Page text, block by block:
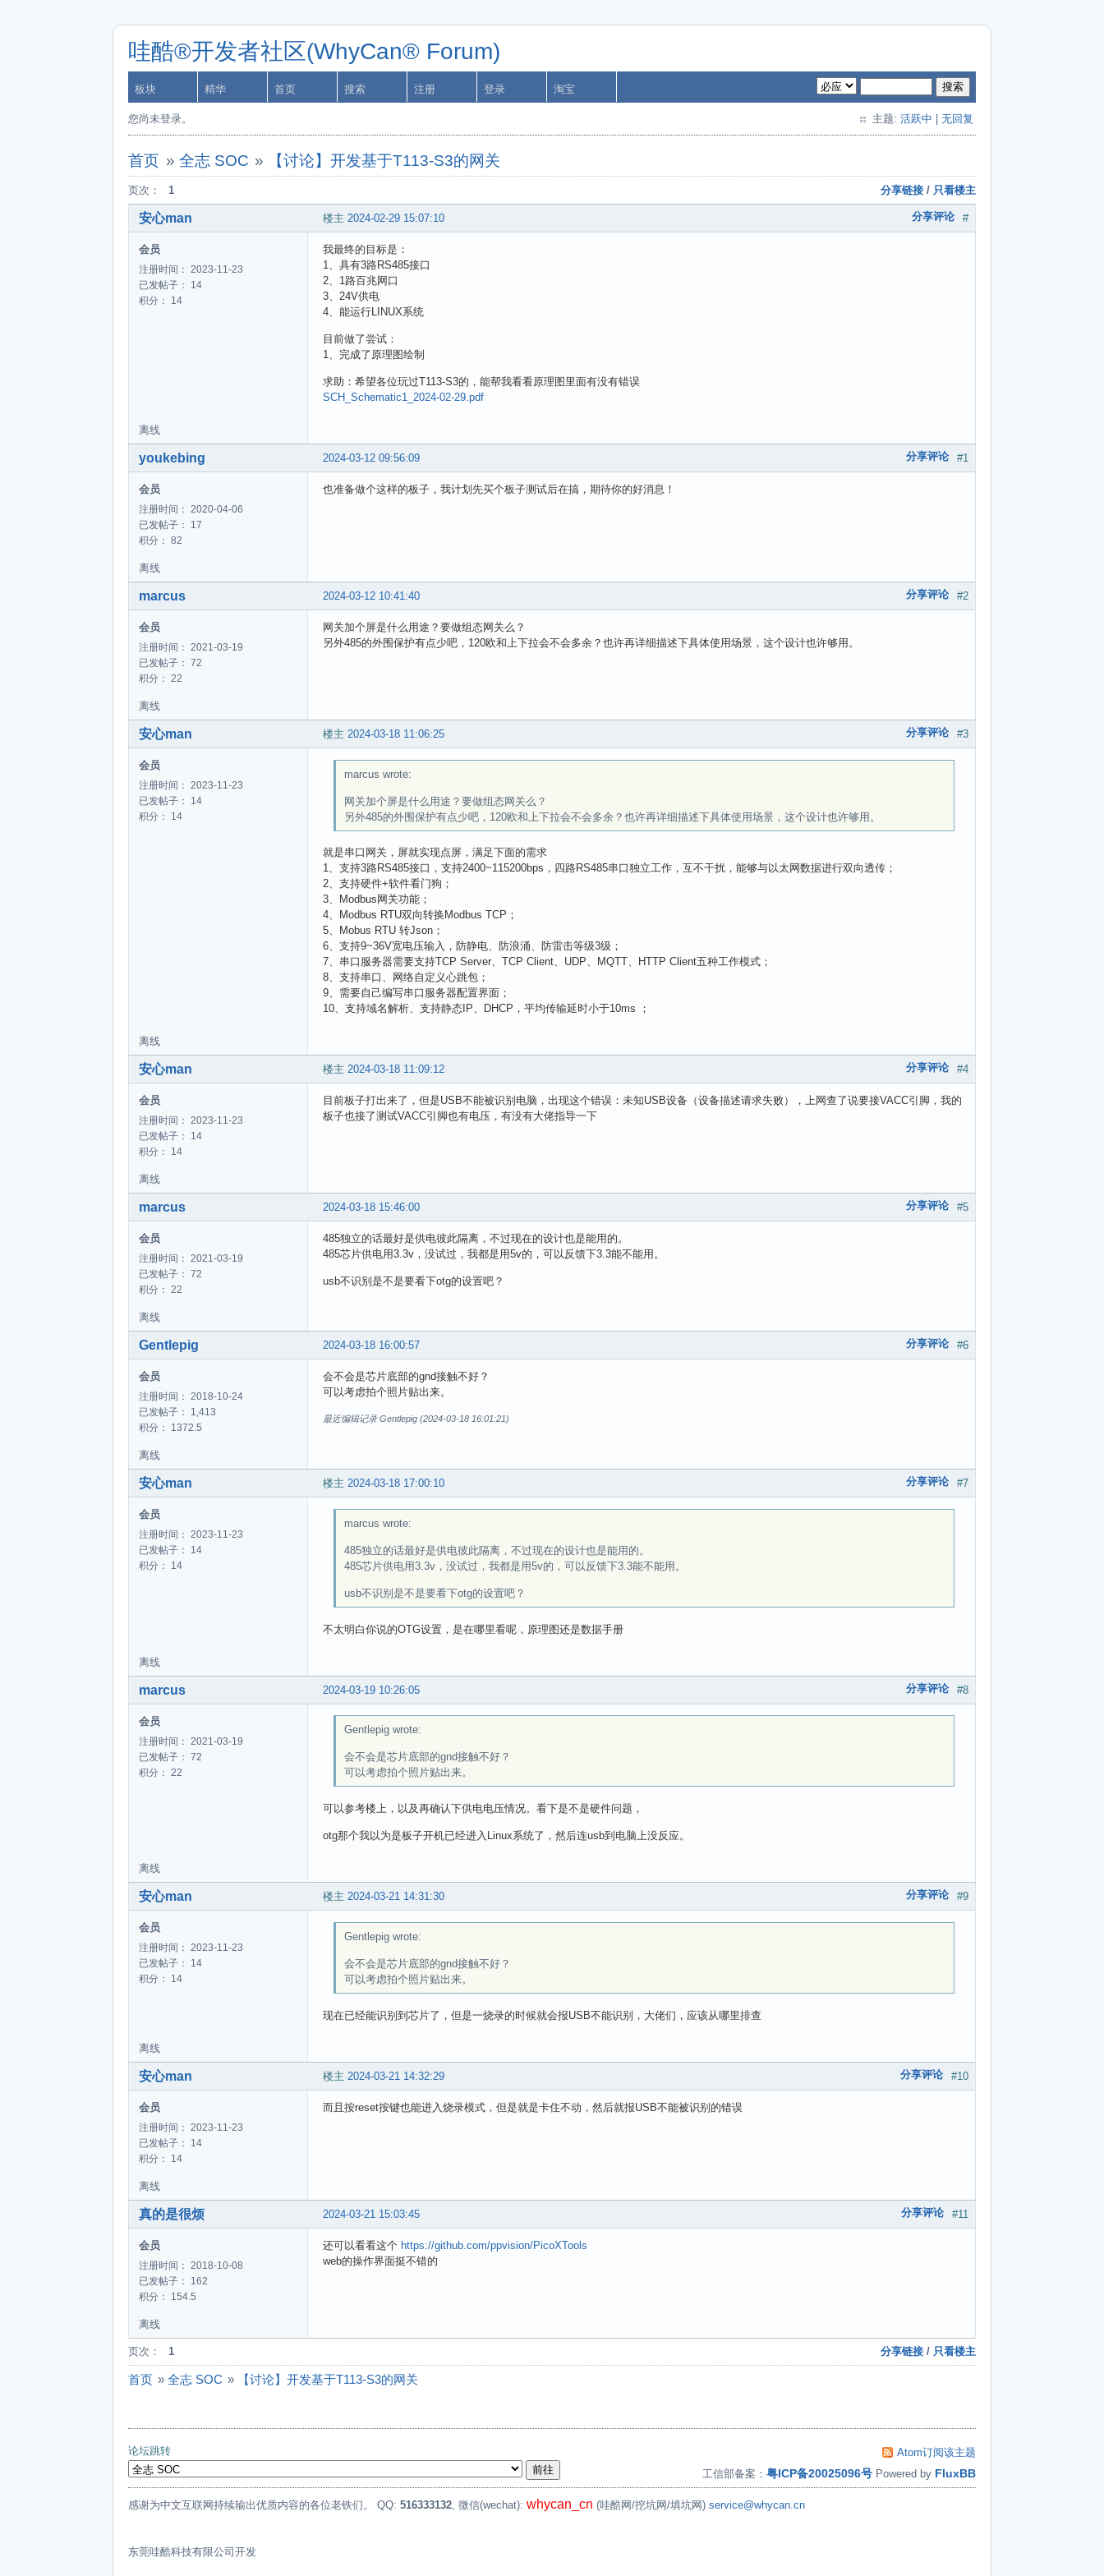
哇酷®开发者社区(WhyCan® Forum)
板块 精华 首页 搜索 注册 登录 淘宝 搜索
您尚未登录。 主题: 活跃中 无回复
首页 » 全志 SOC » 【讨论】开发基于T113-S3的网关
页次： 1 分享链接 / 只看楼主
楼主 #
2024-02-29 15:07:10 分享评论
安心man
会员
注册时间： 2023-11-23
已发帖子： 14
积分： 14
我最终的目标是：
1、具有3路RS485接口
2、1路百兆网口
3、24V供电
4、能运行LINUX系统
目前做了尝试：
1、完成了原理图绘制
求助：希望各位玩过T113-S3的，能帮我看看原理图里面有没有错误
SCH_Schematic1_2024-02-29.pdf
离线
#1
2024-03-12 09:56:09 分享评论
youkebing
会员
注册时间： 2020-04-06
已发帖子： 17
积分： 82
也准备做个这样的板子，我计划先买个板子测试后在搞，期待你的好消息！
离线
#2
2024-03-12 10:41:40 分享评论
marcus
会员
注册时间： 2021-03-19
已发帖子： 72
积分： 22
网关加个屏是什么用途？要做组态网关么？
另外485的外围保护有点少吧，120欧和上下拉会不会多余？也许再详细描述下具体使用场景，这个设计也许够用。
离线
楼主 #3
2024-03-18 11:06:25 分享评论
安心man
会员
注册时间： 2023-11-23
已发帖子： 14
积分： 14
marcus wrote:
网关加个屏是什么用途？要做组态网关么？
另外485的外围保护有点少吧，120欧和上下拉会不会多余？也许再详细描述下具体使用场景，这个设计也许够用。
就是串口网关，屏就实现点屏，满足下面的需求
1、支持3路RS485接口，支持2400~115200bps，四路RS485串口独立工作，互不干扰，能够与以太网数据进行双向透传；
2、支持硬件+软件看门狗；
3、Modbus网关功能；
4、Modbus RTU双向转换Modbus TCP；
5、Mobus RTU 转Json；
6、支持9~36V宽电压输入，防静电、防浪涌、防雷击等级3级；
7、串口服务器需要支持TCP Server、TCP Client、UDP、MQTT、HTTP Client五种工作模式；
8、支持串口、网络自定义心跳包；
9、需要自己编写串口服务器配置界面；
10、支持域名解析、支持静态IP、DHCP，平均传输延时小于10ms ；
离线
楼主 #4
2024-03-18 11:09:12 分享评论
安心man
会员
注册时间： 2023-11-23
已发帖子： 14
积分： 14
目前板子打出来了，但是USB不能被识别电脑，出现这个错误：未知USB设备（设备描述请求失败），上网查了说要接VACC引脚，我的
板子也接了测试VACC引脚也有电压，有没有大佬指导一下
离线
#5
2024-03-18 15:46:00 分享评论
marcus
会员
注册时间： 2021-03-19
已发帖子： 72
积分： 22
485独立的话最好是供电彼此隔离，不过现在的设计也是能用的。
485芯片供电用3.3v，没试过，我都是用5v的，可以反馈下3.3能不能用。
usb不识别是不是要看下otg的设置吧？
离线
#6
2024-03-18 16:00:57 分享评论
Gentlepig
会员
注册时间： 2018-10-24
已发帖子： 1,413
积分： 1372.5
会不会是芯片底部的gnd接触不好？
可以考虑拍个照片贴出来。
最近编辑记录 Gentlepig (2024-03-18 16:01:21)
离线
楼主 #7
2024-03-18 17:00:10 分享评论
安心man
会员
注册时间： 2023-11-23
已发帖子： 14
积分： 14
marcus wrote:
485独立的话最好是供电彼此隔离，不过现在的设计也是能用的。
485芯片供电用3.3v，没试过，我都是用5v的，可以反馈下3.3能不能用。
usb不识别是不是要看下otg的设置吧？
不太明白你说的OTG设置，是在哪里看呢，原理图还是数据手册
离线
#8
2024-03-19 10:26:05 分享评论
marcus
会员
注册时间： 2021-03-19
已发帖子： 72
积分： 22
Gentlepig wrote:
会不会是芯片底部的gnd接触不好？
可以考虑拍个照片贴出来。
可以参考楼上，以及再确认下供电电压情况。看下是不是硬件问题，
otg那个我以为是板子开机已经进入Linux系统了，然后连usb到电脑上没反应。
离线
楼主 #9
2024-03-21 14:31:30 分享评论
安心man
会员
注册时间： 2023-11-23
已发帖子： 14
积分： 14
Gentlepig wrote:
会不会是芯片底部的gnd接触不好？
可以考虑拍个照片贴出来。
现在已经能识别到芯片了，但是一烧录的时候就会报USB不能识别，大佬们，应该从哪里排查
离线
楼主 #10
2024-03-21 14:32:29 分享评论
安心man
会员
注册时间： 2023-11-23
已发帖子： 14
积分： 14
而且按reset按键也能进入烧录模式，但是就是卡住不动，然后就报USB不能被识别的错误
离线
#11
2024-03-21 15:03:45 分享评论
真的是很烦
会员
注册时间： 2018-10-08
已发帖子： 162
积分： 154.5
还可以看看这个 https://github.com/ppvision/PicoXTools
web的操作界面挺不错的
离线
页次： 1 分享链接 / 只看楼主
首页 » 全志 SOC » 【讨论】开发基于T113-S3的网关
论坛跳转
Atom订阅该主题
工信部备案： 粤ICP备20025096号 Powered by FluxBB
感谢为中文互联网持续输出优质内容的各位老铁们。 QQ: 516333132 , 微信(wechat): whycan_cn (哇酷网/挖坑网/填坑网) service@whycan.cn
东莞哇酷科技有限公司开发